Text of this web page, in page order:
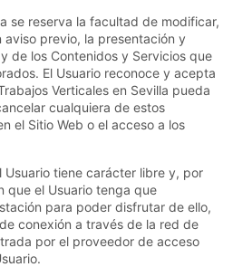
se reserva la facultad de modificar,
previo, la presentación y
de los Contenidos y Servicios que
El Usuario reconoce y acepta
Verticales en Sevilla pueda
cualquiera de estos
el Sitio Web o el acceso a los
Usuario tiene carácter libre y, por
que el Usuario tenga que
para poder disfrutar de ello,
conexión a través de la red de
por el proveedor de acceso